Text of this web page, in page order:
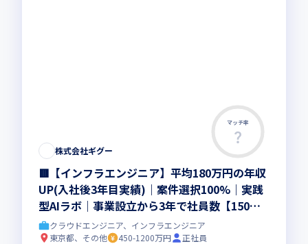
マッチ率
株式会社ギグー
🟥【インフラエンジニア】平均180万円の年収
UP(入社後3年目実績)｜案件選択100%｜実践
型AIラボ｜事業設立から3年で社員数【150
名】を突破！｜【AI・DX戦略で急成長企業】
クラウドエンジニア、インフラエンジニア
東京都、その他
450-1200万円
正社員